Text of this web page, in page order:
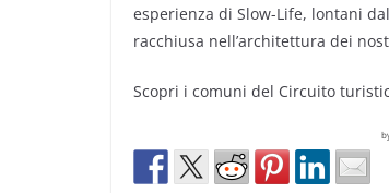
esperienza di Slow-Life, lontani
racchiusa nell’architettura dei
Scopri i comuni del Circuito